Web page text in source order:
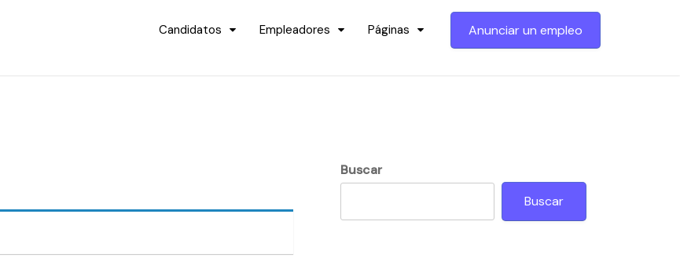
Candidatos Empleadores Páginas Anunciar un empleo
Buscar
Buscar